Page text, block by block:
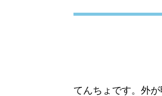
てんちょです。外